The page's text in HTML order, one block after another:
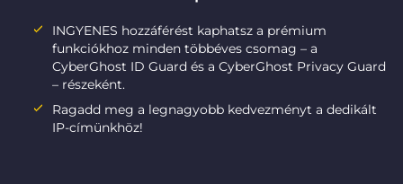
INGYENES hozzáférést kaphatsz a prémium
funkciókhoz minden többéves csomag – a
CyberGhost ID Guard és a CyberGhost Privacy Guard
– részeként.
Ragadd meg a legnagyobb kedvezményt a dedikált
IP-címünkhöz!